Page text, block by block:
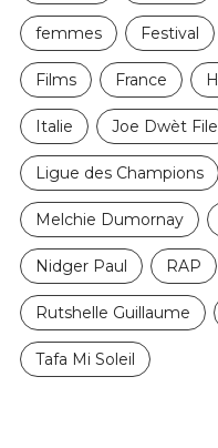
femmes Festival
Films France
Italie Joe Dwèt File
Ligue des Champions
Melchie Dumornay
Nidger Paul RAP
Rutshelle Guillaume
Tafa Mi Soleil